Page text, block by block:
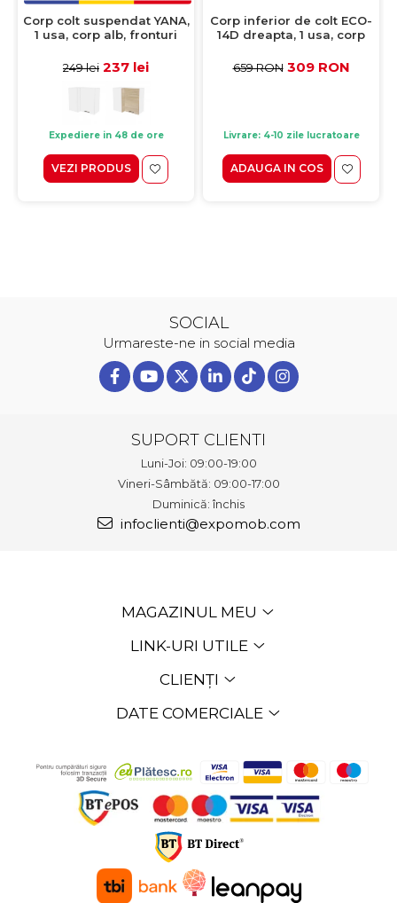
Corp colt suspendat YANA,
1 usa, corp alb, fronturi
249 lei 237 lei
Expediere in 48 de ore
VEZI PRODUS
Corp inferior de colt ECO-
14D dreapta, 1 usa, corp
alb lucios + stejar
659 RON 309 RON
Livrare: 4-10 zile lucratoare
ADAUGA IN COS
SOCIAL
Urmareste-ne in social media
SUPORT CLIENTI
Luni-Joi: 09:00-19:00
Vineri-Sâmbătă: 09:00-17:00
Duminică: închis
infoclienti@expomob.com
MAGAZINUL MEU
LINK-URI UTILE
CLIENȚI
DATE COMERCIALE